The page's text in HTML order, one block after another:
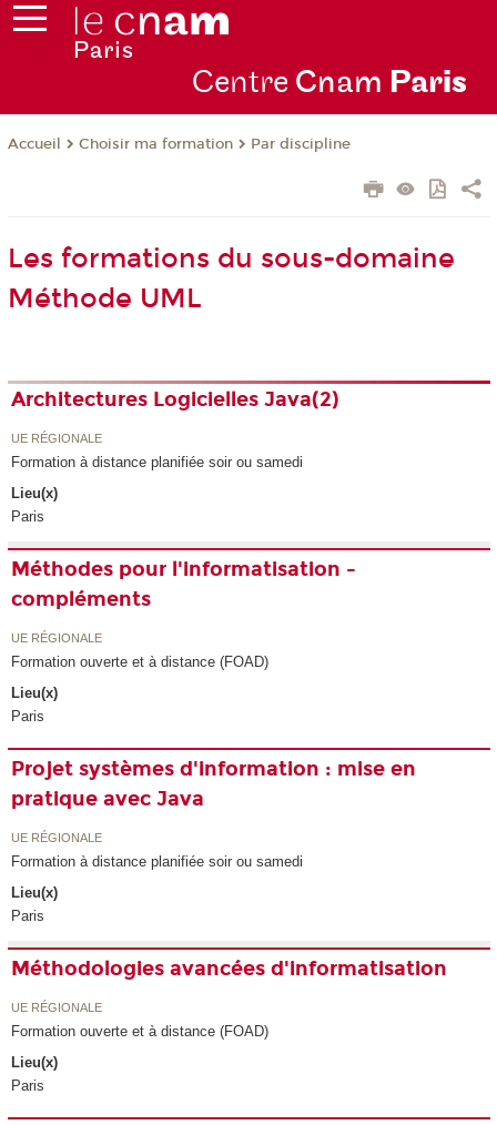
Centre Cnam Paris
Accueil Choisir ma formation Par discipline
Les formations du sous-domaine
Méthode UML
Architectures Logicielles Java(2)
UE RÉGIONALE
Formation à distance planifiée soir ou samedi
Lieu(x)
Paris
Méthodes pour l'informatisation -
compléments
UE RÉGIONALE
Formation ouverte et à distance (FOAD)
Lieu(x)
Paris
Projet systèmes d'information : mise en
pratique avec Java
UE RÉGIONALE
Formation à distance planifiée soir ou samedi
Lieu(x)
Paris
Méthodologies avancées d'informatisation
UE RÉGIONALE
Formation ouverte et à distance (FOAD)
Lieu(x)
Paris